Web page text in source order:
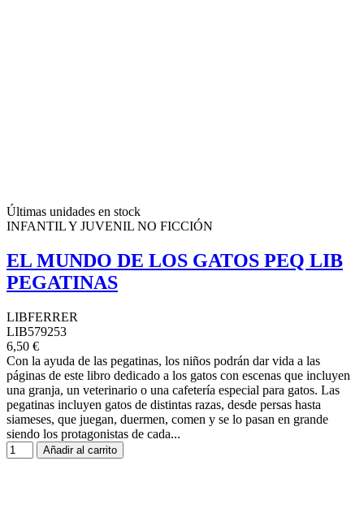
Últimas unidades en stock
INFANTIL Y JUVENIL NO FICCIÓN
EL MUNDO DE LOS GATOS PEQ LIB
PEGATINAS
LIBFERRER
LIB579253
6,50 €
Con la ayuda de las pegatinas, los niños podrán dar vida a las
páginas de este libro dedicado a los gatos con escenas que incluyen
una granja, un veterinario o una cafetería especial para gatos. Las
pegatinas incluyen gatos de distintas razas, desde persas hasta
siameses, que juegan, duermen, comen y se lo pasan en grande
siendo los protagonistas de cada...
Añadir al carrito